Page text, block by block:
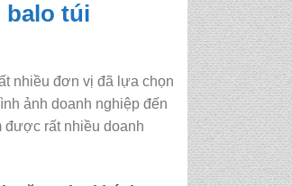
balo túi
nhiều đơn vị đã lựa chọn
ảnh doanh nghiệp đến
được rất nhiều doanh